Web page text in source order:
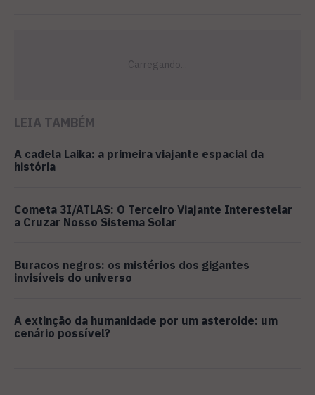
LEIA TAMBÉM
A cadela Laika: a primeira viajante espacial da
história
Cometa 3I/ATLAS: O Terceiro Viajante Interestelar
a Cruzar Nosso Sistema Solar
Buracos negros: os mistérios dos gigantes
invisíveis do universo
A extinção da humanidade por um asteroide: um
cenário possível?